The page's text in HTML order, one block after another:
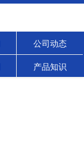
公司动态
产品知识